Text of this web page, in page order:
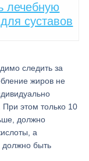
лечебную
суставов
следить за
жиров не
этом только 10
должно
а
должно быть